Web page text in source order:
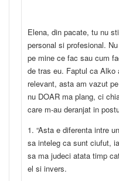
Elena, din pacate, tu nu
personal si profesional.
pe mine ce fac sau cum
de tras eu. Faptul ca
relevant, asta am vazut
nu DOAR ma plang, ci
care m-au deranjat in
1. “Asta e diferenta intre
sa inteleg ca sunt ciufut,
sa ma judeci atata timp
el si invers.